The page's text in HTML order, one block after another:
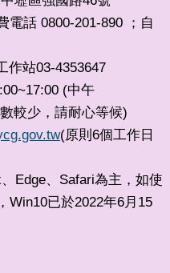
電話 0800-201-890 ；自
作站03-4353647
(中午
較少，請耐心等候)
(原則6個工作日
Edge、Safari為主，如使
Win10已於2022年6月15